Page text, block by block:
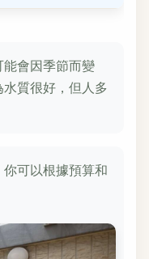
會因季節而變
質很好，但人多
可以根據預算和